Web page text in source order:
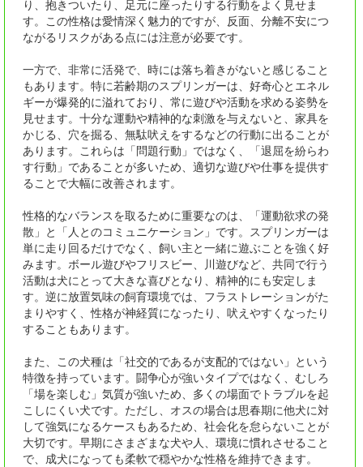
り、抱きついたり、足元に座ったりする行動をよく見せま
す。この性格は愛情深く魅力的ですが、反面、分離不安につ
ながるリスクがある点には注意が必要です。
一方で、非常に活発で、時には落ち着きがないと感じること
もあります。特に若齢期のスプリンガーは、好奇心とエネル
ギーが爆発的に溢れており、常に遊びや活動を求める姿勢を
見せます。十分な運動や精神的な刺激を与えないと、家具を
かじる、穴を掘る、無駄吠えをするなどの行動に出ることが
あります。これらは「問題行動」ではなく、「退屈を紛らわ
す行動」であることが多いため、適切な遊びや仕事を提供す
ることで大幅に改善されます。
性格的なバランスを取るために重要なのは、「運動欲求の発
散」と「人とのコミュニケーション」です。スプリンガーは
単に走り回るだけでなく、飼い主と一緒に遊ぶことを強く好
みます。ボール遊びやフリスビー、川遊びなど、共同で行う
活動は犬にとって大きな喜びとなり、精神的にも安定しま
す。逆に放置気味の飼育環境では、フラストレーションがた
まりやすく、性格が神経質になったり、吠えやすくなったり
することもあります。
また、この犬種は「社交的であるが支配的ではない」という
特徴を持っています。闘争心が強いタイプではなく、むしろ
「場を楽しむ」気質が強いため、多くの場面でトラブルを起
こしにくい犬です。ただし、オスの場合は思春期に他犬に対
して強気になるケースもあるため、社会化を怠らないことが
大切です。早期にさまざまな犬や人、環境に慣れさせること
で、成犬になっても柔軟で穏やかな性格を維持できます。